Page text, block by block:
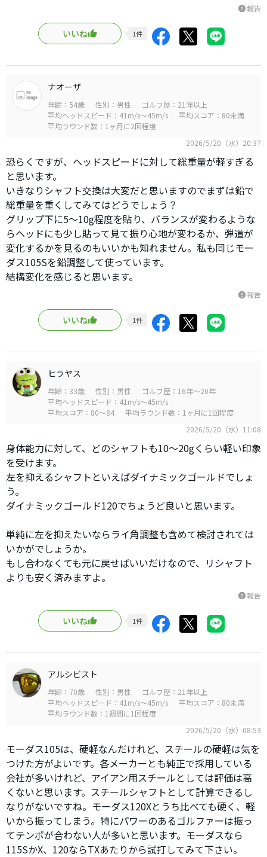
report報告
いいね 1件
ナオーザ
年齢：54歳 性別：男性
ゴルフ歴：21年以上
平均ヘッドスピード：41m/s～45m/s
平均スコア：80未満
平均ラウンド数：1ヶ月に2回程度
2026/5/20（水）20:37
恐らくですが、ヘッドスピードに対して総重量が軽すぎる
と思います。
いきなりシャフト交換は大変だと思いますのでまずは鉛で
総重量を重くしてみてはどうでしょう？
グリップ下に5〜10g程度を貼り、バランスが変わるような
らヘッドにも少し貼って見て振り心地が変わるか、弾道が
変化するかを見るのもいいかも知れません。私も同じモー
ダス105Sを鉛調整して使っています。
結構変化を感じると思います。
report報告
いいね 1件
ヒラヤス
年齢：33歳 性別：男性
ゴルフ歴：16年～20年
平均ヘッドスピード：41m/s～45m/s
平均スコア：80～84
平均ラウンド数：1ヶ月に1回程度
2026/5/20（水）11:08
身体能力に対して、どのシャフトも10～20gくらい軽い印象
を受けます。
左を抑えるシャフトといえばダイナミックゴールドでしょ
う。
ダイナミックゴールド120でちょうど良いと思います。
単純に左を抑えたいならライ角調整も含めて検討されては
いかがでしょうか。
もし合わなくても元に戻せばいいだけなので、リシャフト
よりも安く済みますよ。
report報告
いいね 1件
アルシビスト
年齢：70歳 性別：男性
ゴルフ歴：21年以上
平均ヘッドスピード：41m/s～45m/s
平均スコア：80未満
平均ラウンド数：1週間に1回程度
2026/5/20（水）08:53
モーダス105は、硬軽なんだけれど、スチールの硬軽は気を
つけた方がよいです。各メーカーとも純正で採用している
会社が多いけれど、アイアン用スチールとしては評価は高
くないと思います。スチールシャフトとして計算できるし
なりがないですね。モーダス120Xとうち比べても硬く、軽
いから振ってしまう。特にパワーのあるゴルファーは振っ
てテンポが合わない人が多いと思います。モーダスなら
115SかX、120ならTXあたりから試打してみて下さい。